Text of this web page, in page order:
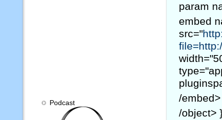
Podcast
param
embed
src="
/embed>
/object>